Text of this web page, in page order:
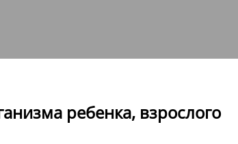
ребенка, взрослого